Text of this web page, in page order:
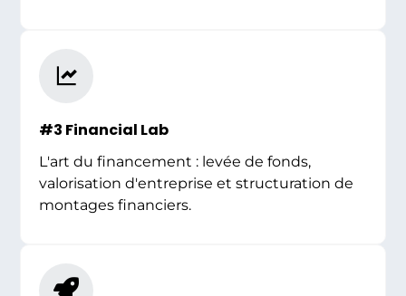
#3 Financial Lab
L'art du financement : levée de fonds,
valorisation d'entreprise et structuration de
montages financiers.